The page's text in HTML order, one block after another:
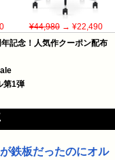
¥44,980→ ¥22,490
記念！人気作クーポン配布
第1弾
鉄板だったのにオル